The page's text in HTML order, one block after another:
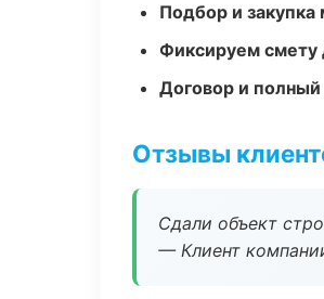
Подбор и
Фиксируем смету
Договор и
Отзывы
Сдали объект
— Клиент